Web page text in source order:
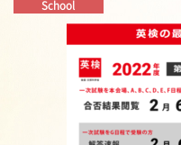
School